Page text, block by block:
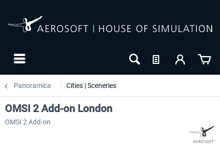
Panoramica Cities | Sceneries
OMSI 2 Add-on London
OMSI 2 Add-on